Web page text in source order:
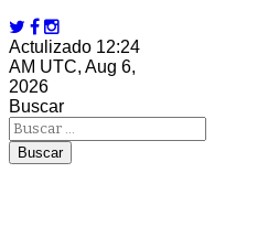
Actulizado 12:24
AM UTC, Aug 6,
2026
Buscar